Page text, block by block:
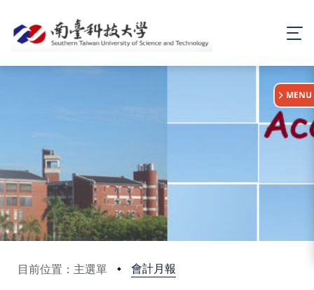
目前位置：主選單 會計月報
:::
MENU